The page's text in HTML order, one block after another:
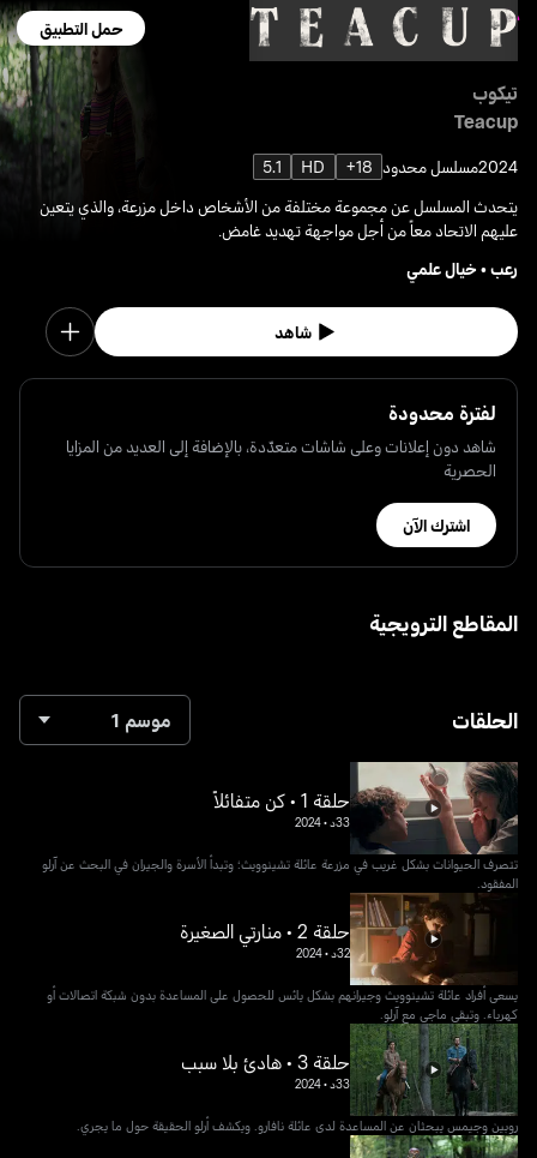
حمل التطبيق
تيكوب
Teacup
2024مسلسل محدود 18+
HD
5.1
يتحدث المسلسل عن مجموعة مختلفة من الأشخاص داخل مزرعة، والذي يتعين
عليهم الاتحاد معاً من أجل مواجهة تهديد غامض.
رعب• خيال علمي
شاهد
لفترة محدودة
شاهد دون إعلانات وعلى شاشات متعدّدة، بالإضافة إلى العديد من المزايا
الحصرية
اشترك الآن
المقاطع الترويجية
الحلقات موسم 1
حلقة 1 • كن متفائلاً
33د •
2024
تتصرف الحيوانات بشكل غريب في مزرعة عائلة تشينوويث؛ وتبدأ الأسرة والجيران في البحث عن آرلو
المفقود.
حلقة 2 • منارتي الصغيرة
32د •
2024
يسعى أفراد عائلة تشينوويث وجيرانهم بشكل يائس للحصول على المساعدة بدون شبكة اتصالات أو
كهرباء. وتبقى ماجي مع آرلو.
حلقة 3 • هادئ بلا سبب
33د •
2024
روبين وجيمس يبحثان عن المساعدة لدى عائلة نافارو. ويكشف أرلو الحقيقة حول ما يجري.